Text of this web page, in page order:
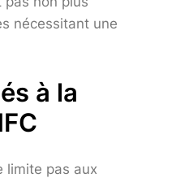
nécessitant une
à la
limite pas aux